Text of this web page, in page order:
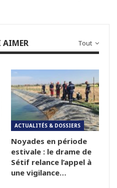
Tout
AIMER
ACTUALITÉS & DOSSIERS
Noyades en période
estivale : le drame de
Sétif relance l’appel à
une vigilance…